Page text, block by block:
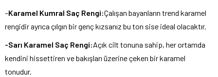
–Karamel Kumral Saç Rengi:Çalışan bayanların trend karamel
rengidir ayrıca çılgın bir genç kızsanız bu ton sise ideal olacaktır.
-Sarı Karamel Saç Rengi:Açık cilt tonuna sahip, her ortamda
kendini hissettiren ve bakışları üzerine çeken bir karamel
tonudur.